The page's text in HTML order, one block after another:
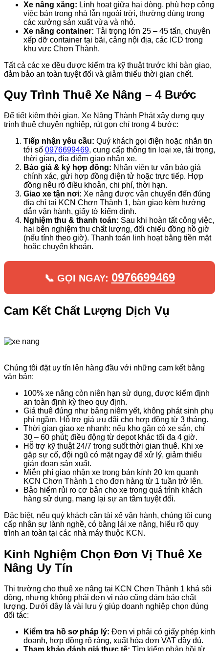
Xe nâng xăng: Linh hoạt giữa hai dòng, phù hợp công
việc bán trong nhà lẫn ngoài trời, thường dùng trong
các xưởng sản xuất vừa và nhỏ.
Xe nâng container: Tải trọng lớn 25 – 45 tấn, chuyên
xếp dỡ container tại bãi, cảng nội địa, các ICD trong
khu vực Chơn Thành.
Tất cả các xe đều được kiểm tra kỹ thuật trước khi bàn giao,
đảm bảo an toàn tuyệt đối và giảm thiểu thời gian chết.
Quy Trình Thuê Xe Nâng – 4 Bước
Để tiết kiệm thời gian, Xe Nâng Thành Phát xây dựng quy
trình thuê chuyên nghiệp, rút gọn chỉ trong 4 bước:
Tiếp nhận yêu cầu: Quý khách gọi điện hoặc nhắn tin
tới số 0976699469, cung cấp thông tin loại xe, tải trọng,
thời gian, địa điểm giao nhận xe.
Báo giá & ký hợp đồng: Nhân viên tư vấn báo giá
chính xác, gửi hợp đồng điện tử hoặc trực tiếp. Hợp
đồng nêu rõ điều khoản, chi phí, thời hạn.
Giao xe tận nơi: Xe nâng được vận chuyển đến đúng
địa chỉ tại KCN Chơn Thành 1, bàn giao kèm hướng
dẫn vận hành, giấy tờ kiểm định.
Nghiệm thu & thanh toán: Sau khi hoàn tất công việc,
hai bên nghiệm thu chất lượng, đối chiếu đồng hồ giờ
(nếu tính theo giờ). Thanh toán linh hoạt bằng tiền mặt
hoặc chuyển khoản.
📞 GỌI NGAY: 0976699469
Cam Kết Chất Lượng Dịch Vụ
Chúng tôi đặt uy tín lên hàng đầu với những cam kết bằng
văn bản:
100% xe nâng còn niên hạn sử dụng, được kiểm định
an toàn định kỳ theo quy định.
Giá thuê đúng như bảng niêm yết, không phát sinh phụ
phí ngầm. Hỗ trợ giá ưu đãi cho hợp đồng từ 3 tháng.
Thời gian giao xe nhanh: nếu kho gần có xe sẵn, chỉ
30 – 60 phút; điều động từ depot khác tối đa 4 giờ.
Hỗ trợ kỹ thuật 24/7 trong suốt thời gian thuê. Khi xe
gặp sự cố, đội ngũ có mặt ngay để xử lý, giảm thiểu
gián đoạn sản xuất.
Miễn phí giao nhận xe trong bán kính 20 km quanh
KCN Chơn Thành 1 cho đơn hàng từ 1 tuần trở lên.
Bảo hiểm rủi ro cơ bản cho xe trong quá trình khách
hàng sử dụng, mang lại sự an tâm tuyệt đối.
Đặc biệt, nếu quý khách cần tài xế vận hành, chúng tôi cung
cấp nhân sự lành nghề, có bằng lái xe nâng, hiểu rõ quy
trình an toàn tại các nhà máy thuộc KCN.
Kinh Nghiệm Chọn Đơn Vị Thuê Xe
Nâng Uy Tín
Thị trường cho thuê xe nâng tại KCN Chơn Thành 1 khá sôi
động, nhưng không phải đơn vị nào cũng đảm bảo chất
lượng. Dưới đây là vài lưu ý giúp doanh nghiệp chọn đúng
đối tác:
Kiểm tra hồ sơ pháp lý: Đơn vị phải có giấy phép kinh
doanh, hợp đồng rõ ràng, xuất hóa đơn VAT đầy đủ.
Tham khảo đánh giá thực tế: Tìm kiếm phản hồi từ